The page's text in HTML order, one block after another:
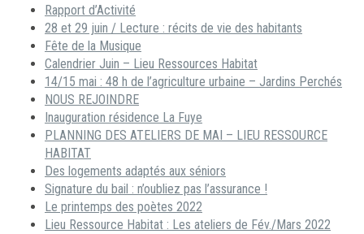
Rapport d’Activité
28 et 29 juin / Lecture : récits de vie des habitants
Fête de la Musique
Calendrier Juin – Lieu Ressources Habitat
14/15 mai : 48 h de l’agriculture urbaine – Jardins Perchés
NOUS REJOINDRE
Inauguration résidence La Fuye
PLANNING DES ATELIERS DE MAI – LIEU RESSOURCE
HABITAT
Des logements adaptés aux séniors
Signature du bail : n’oubliez pas l’assurance !
Le printemps des poètes 2022
Lieu Ressource Habitat : Les ateliers de Fév./Mars 2022